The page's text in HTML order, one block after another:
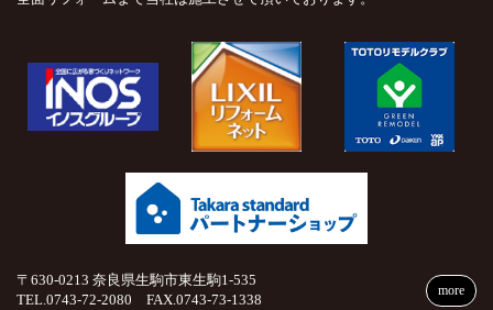
〒630-0213 奈良県生駒市東生駒1-535
TEL.0743-72-2080 FAX.0743-73-1338
more